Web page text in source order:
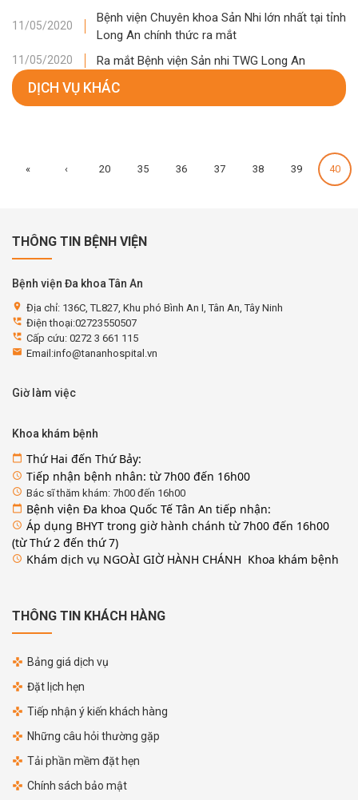
11/05/2020
Bệnh viện Chuyên khoa Sản Nhi lớn nhất tại tỉnh
Long An chính thức ra mắt
11/05/2020 Ra mắt Bệnh viện Sản nhi TWG Long An
DỊCH VỤ KHÁC
« ‹ 20 35 36 37 38 39 40
THÔNG TIN BỆNH VIỆN
Bệnh viện Đa khoa Tân An
location_on Địa chỉ: 136C, TL827, Khu phó Bình An I, Tân An, Tây Ninh
perm_phone_msg Điện thoại:02723550507
perm_phone_msg Cấp cứu: 0272 3 661 115
email Email:info@tananhospital.vn
Giờ làm việc
Khoa khám bệnh
calendar_today Thứ Hai đến Thứ Bảy:
access_time Tiếp nhận bệnh nhân: từ 7h00 đến 16h00
access_time Bác sĩ thăm khám: 7h00 đến 16h00
calendar_today Bệnh viện Đa khoa Quốc Tế Tân An tiếp nhận:
access_time Áp dụng BHYT trong giờ hành chánh từ 7h00 đến 16h00
(từ Thứ 2 đến thứ 7)
access_time Khám dịch vụ NGOÀI GIỜ HÀNH CHÁNH Khoa khám bệnh
THÔNG TIN KHÁCH HÀNG
Bảng giá dịch vụ
Đặt lịch hẹn
Tiếp nhận ý kiến khách hàng
Những câu hỏi thường gặp
Tải phần mềm đặt hẹn
Chính sách bảo mật